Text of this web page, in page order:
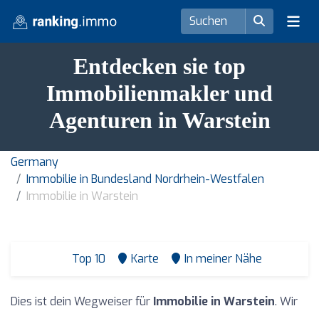
Entdecken sie top
Immobilienmakler und
Agenturen in Warstein
Germany
Immobilie in Bundesland Nordrhein-Westfalen
Immobilie in Warstein
Top 10 Karte In meiner Nähe
Dies ist dein Wegweiser für Immobilie in Warstein. Wir